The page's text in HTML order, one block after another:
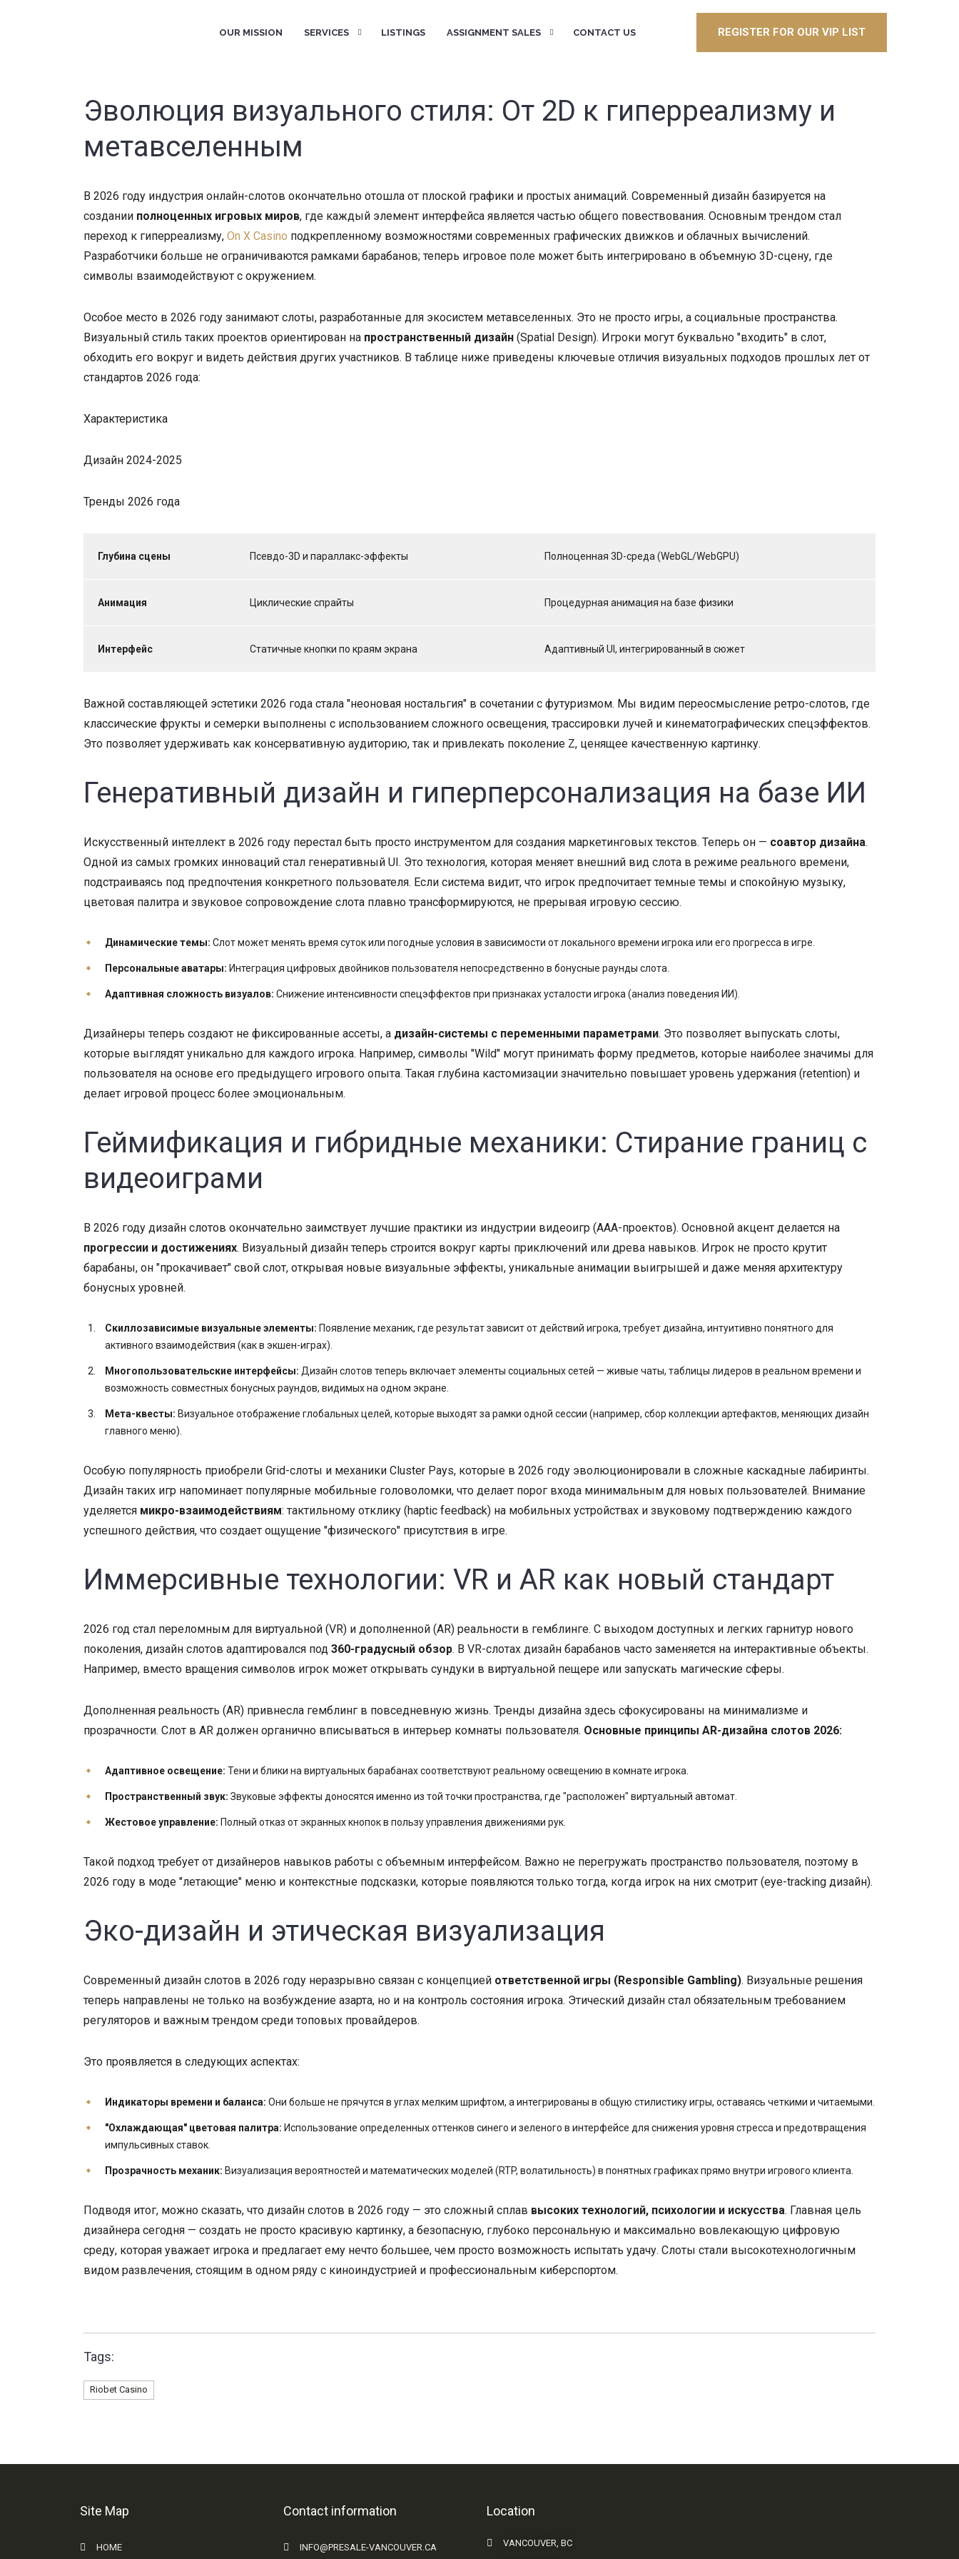
OUR MISSION SERVICES LISTINGS ASSIGNMENT SALES CONTACT US REGISTER FOR OUR VIP LIST
Эволюция визуального стиля: От 2D к гиперреализму и
метавселенным
В 2026 году индустрия онлайн-слотов окончательно отошла от плоской графики и простых анимаций. Современный дизайн базируется на
создании полноценных игровых миров, где каждый элемент интерфейса является частью общего повествования. Основным трендом стал
переход к гиперреализму, On X Casino подкрепленному возможностями современных графических движков и облачных вычислений.
Разработчики больше не ограничиваются рамками барабанов; теперь игровое поле может быть интегрировано в объемную 3D-сцену, где
символы взаимодействуют с окружением.
Особое место в 2026 году занимают слоты, разработанные для экосистем метавселенных. Это не просто игры, а социальные пространства.
Визуальный стиль таких проектов ориентирован на пространственный дизайн (Spatial Design). Игроки могут буквально "входить" в слот,
обходить его вокруг и видеть действия других участников. В таблице ниже приведены ключевые отличия визуальных подходов прошлых лет от
стандартов 2026 года:
Характеристика
Дизайн 2024-2025
Тренды 2026 года
Глубина сцены Псевдо-3D и параллакс-эффекты Полноценная 3D-среда (WebGL/WebGPU)
Анимация Циклические спрайты Процедурная анимация на базе физики
Интерфейс Статичные кнопки по краям экрана Адаптивный UI, интегрированный в сюжет
Важной составляющей эстетики 2026 года стала "неоновая ностальгия" в сочетании с футуризмом. Мы видим переосмысление ретро-слотов, где
классические фрукты и семерки выполнены с использованием сложного освещения, трассировки лучей и кинематографических спецэффектов.
Это позволяет удерживать как консервативную аудиторию, так и привлекать поколение Z, ценящее качественную картинку.
Генеративный дизайн и гиперперсонализация на базе ИИ
Искусственный интеллект в 2026 году перестал быть просто инструментом для создания маркетинговых текстов. Теперь он — соавтор дизайна.
Одной из самых громких инноваций стал генеративный UI. Это технология, которая меняет внешний вид слота в режиме реального времени,
подстраиваясь под предпочтения конкретного пользователя. Если система видит, что игрок предпочитает темные темы и спокойную музыку,
цветовая палитра и звуковое сопровождение слота плавно трансформируются, не прерывая игровую сессию.
Динамические темы: Слот может менять время суток или погодные условия в зависимости от локального времени игрока или его прогресса в игре.
Персональные аватары: Интеграция цифровых двойников пользователя непосредственно в бонусные раунды слота.
Адаптивная сложность визуалов: Снижение интенсивности спецэффектов при признаках усталости игрока (анализ поведения ИИ).
Дизайнеры теперь создают не фиксированные ассеты, а дизайн-системы с переменными параметрами. Это позволяет выпускать слоты,
которые выглядят уникально для каждого игрока. Например, символы "Wild" могут принимать форму предметов, которые наиболее значимы для
пользователя на основе его предыдущего игрового опыта. Такая глубина кастомизации значительно повышает уровень удержания (retention) и
делает игровой процесс более эмоциональным.
Геймификация и гибридные механики: Стирание границ с
видеоиграми
В 2026 году дизайн слотов окончательно заимствует лучшие практики из индустрии видеоигр (AAA-проектов). Основной акцент делается на
прогрессии и достижениях. Визуальный дизайн теперь строится вокруг карты приключений или древа навыков. Игрок не просто крутит
барабаны, он "прокачивает" свой слот, открывая новые визуальные эффекты, уникальные анимации выигрышей и даже меняя архитектуру
бонусных уровней.
Скиллозависимые визуальные элементы: Появление механик, где результат зависит от действий игрока, требует дизайна, интуитивно понятного для
активного взаимодействия (как в экшен-играх).
Многопользовательские интерфейсы: Дизайн слотов теперь включает элементы социальных сетей — живые чаты, таблицы лидеров в реальном времени и
возможность совместных бонусных раундов, видимых на одном экране.
Мета-квесты: Визуальное отображение глобальных целей, которые выходят за рамки одной сессии (например, сбор коллекции артефактов, меняющих дизайн
главного меню).
Особую популярность приобрели Grid-слоты и механики Cluster Pays, которые в 2026 году эволюционировали в сложные каскадные лабиринты.
Дизайн таких игр напоминает популярные мобильные головоломки, что делает порог входа минимальным для новых пользователей. Внимание
уделяется микро-взаимодействиям: тактильному отклику (haptic feedback) на мобильных устройствах и звуковому подтверждению каждого
успешного действия, что создает ощущение "физического" присутствия в игре.
Иммерсивные технологии: VR и AR как новый стандарт
2026 год стал переломным для виртуальной (VR) и дополненной (AR) реальности в гемблинге. С выходом доступных и легких гарнитур нового
поколения, дизайн слотов адаптировался под 360-градусный обзор. В VR-слотах дизайн барабанов часто заменяется на интерактивные объекты.
Например, вместо вращения символов игрок может открывать сундуки в виртуальной пещере или запускать магические сферы.
Дополненная реальность (AR) привнесла гемблинг в повседневную жизнь. Тренды дизайна здесь сфокусированы на минимализме и
прозрачности. Слот в AR должен органично вписываться в интерьер комнаты пользователя. Основные принципы AR-дизайна слотов 2026:
Адаптивное освещение: Тени и блики на виртуальных барабанах соответствуют реальному освещению в комнате игрока.
Пространственный звук: Звуковые эффекты доносятся именно из той точки пространства, где "расположен" виртуальный автомат.
Жестовое управление: Полный отказ от экранных кнопок в пользу управления движениями рук.
Такой подход требует от дизайнеров навыков работы с объемным интерфейсом. Важно не перегружать пространство пользователя, поэтому в
2026 году в моде "летающие" меню и контекстные подсказки, которые появляются только тогда, когда игрок на них смотрит (eye-tracking дизайн).
Эко-дизайн и этическая визуализация
Современный дизайн слотов в 2026 году неразрывно связан с концепцией ответственной игры (Responsible Gambling). Визуальные решения
теперь направлены не только на возбуждение азарта, но и на контроль состояния игрока. Этический дизайн стал обязательным требованием
регуляторов и важным трендом среди топовых провайдеров.
Это проявляется в следующих аспектах:
Индикаторы времени и баланса: Они больше не прячутся в углах мелким шрифтом, а интегрированы в общую стилистику игры, оставаясь четкими и читаемыми.
"Охлаждающая" цветовая палитра: Использование определенных оттенков синего и зеленого в интерфейсе для снижения уровня стресса и предотвращения
импульсивных ставок.
Прозрачность механик: Визуализация вероятностей и математических моделей (RTP, волатильность) в понятных графиках прямо внутри игрового клиента.
Подводя итог, можно сказать, что дизайн слотов в 2026 году — это сложный сплав высоких технологий, психологии и искусства. Главная цель
дизайнера сегодня — создать не просто красивую картинку, а безопасную, глубоко персональную и максимально вовлекающую цифровую
среду, которая уважает игрока и предлагает ему нечто большее, чем просто возможность испытать удачу. Слоты стали высокотехнологичным
видом развлечения, стоящим в одном ряду с киноиндустрией и профессиональным киберспортом.
Tags:
Riobet Casino
Site Map
HOME
Contact information
INFO@PRESALE-VANCOUVER.CA
Location
VANCOUVER, BC